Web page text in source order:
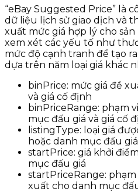
“eBay Suggested Price” là
dữ liệu lịch sử giao dịch và
xuất mức giá hợp lý cho sản
xem xét các yếu tố như
mức độ cạnh tranh để tạo
dựa trên năm loại giá khác
binPrice: mức giá đề
và giá cố định
binPriceRange: phạm
mục đấu giá và giá cố
listingType: loại giá
hoặc danh mục đấu
startPrice: giá khởi
mục đấu giá
startPriceRange:
xuất cho danh mục